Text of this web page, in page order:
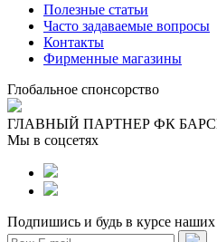
Полезные статьи
Часто задаваемые вопросы
Контакты
Фирменные магазины
Глобальное спонсорство
ГЛАВНЫЙ ПАРТНЕР ФК
Мы в соцсетях
Подпишись и будь в курсе